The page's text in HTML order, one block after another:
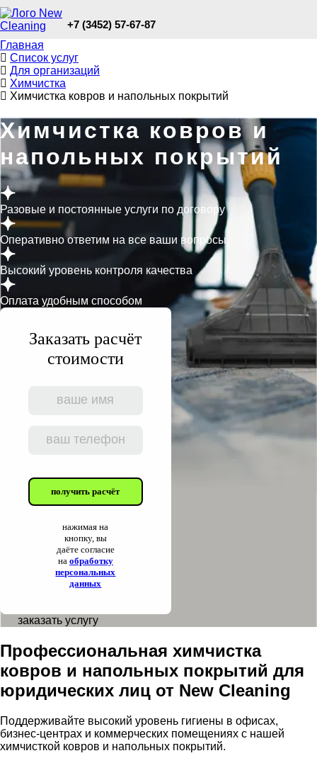
+7 (3452) 57-67-87
Главная
Список услуг
Для организаций
Химчистка
Химчистка ковров и напольных покрытий
Химчистка ковров и
напольных покрытий
Разовые и постоянные услуги по договору
Оперативно ответим на все ваши вопросы
Высокий уровень контроля качества
Оплата удобным способом
Заказать расчёт
стоимости
получить расчёт
нажимая на
кнопку, вы
даёте согласие
на обработку
персональных
данных
заказать услугу
Профессиональная химчистка
ковров и напольных покрытий для
юридических лиц от New Cleaning
Поддерживайте высокий уровень гигиены в офисах,
бизнес-центрах и коммерческих помещениях с нашей
химчисткой ковров и напольных покрытий.